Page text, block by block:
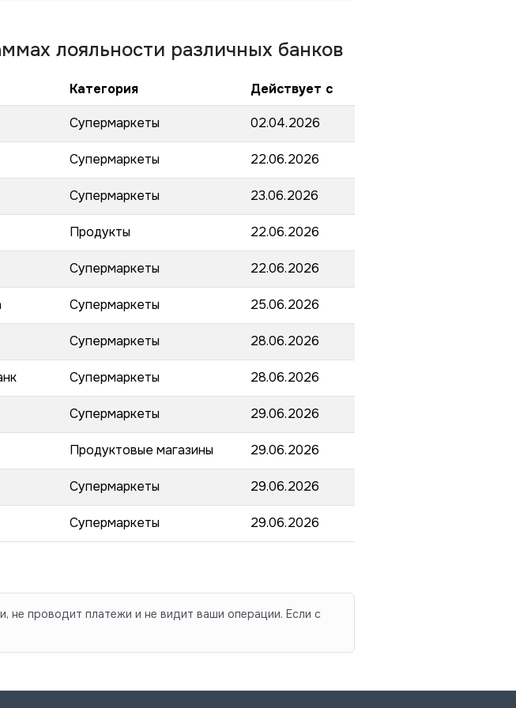
лояльности различных банков
Категория
Действует с
Супермаркеты 02.04.2026
Супермаркеты 22.06.2026
Супермаркеты 23.06.2026
Продукты 22.06.2026
Супермаркеты 22.06.2026
Супермаркеты 25.06.2026
Супермаркеты 28.06.2026
Супермаркеты 28.06.2026
Супермаркеты 29.06.2026
Продуктовые магазины 29.06.2026
Супермаркеты 29.06.2026
Супермаркеты 29.06.2026
не проводит платежи и не видит ваши операции. Если с